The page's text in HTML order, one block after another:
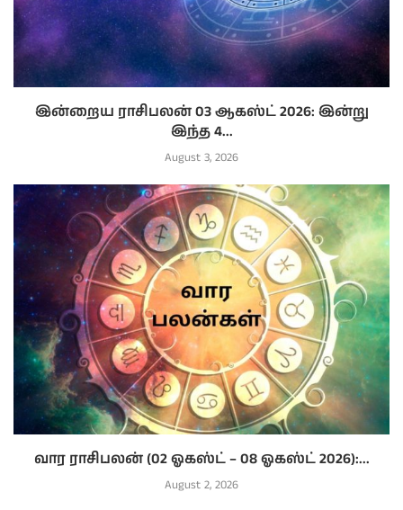
இன்றைய ராசிபலன் 03 ஆகஸ்ட் 2026: இன்று
இந்த 4...
August 3, 2026
வார ராசிபலன் (02 ஓகஸ்ட் – 08 ஓகஸ்ட் 2026):...
August 2, 2026